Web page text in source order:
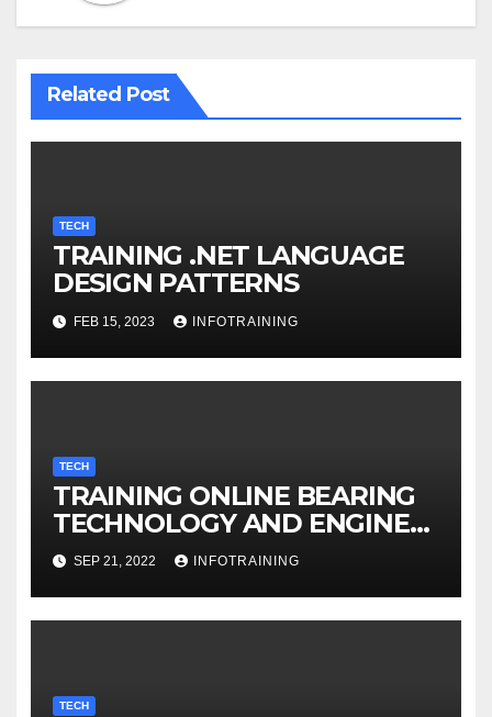
Related Post
TECH
TRAINING .NET LANGUAGE
DESIGN PATTERNS
FEB 15, 2023 INFOTRAINING
TECH
TRAINING ONLINE BEARING
TECHNOLOGY AND ENGINE
LUBRICATION SYSTEM
SEP 21, 2022 INFOTRAINING
TECH